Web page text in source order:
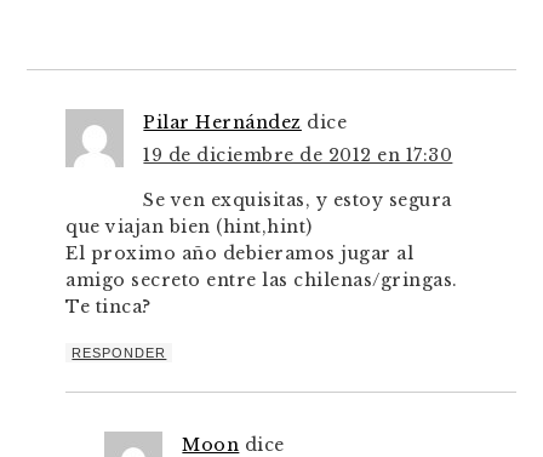
Pilar Hernández dice
19 de diciembre de 2012 en 17:30
Se ven exquisitas, y estoy segura
que viajan bien (hint,hint)
El proximo año debieramos jugar al
amigo secreto entre las chilenas/gringas.
Te tinca?
RESPONDER
Moon dice